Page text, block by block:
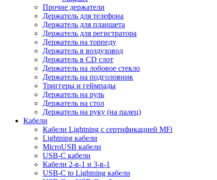
Прочие держатели
Держатель для телефона
Держатель для планшета
Держатель для регистратора
Держатель на торпеду
Держатель в воздуховод
Держатель в CD слот
Держатель на лобовое стекло
Держатель на подголовник
Триггеры и геймпады
Держатель на руль
Держатель на стол
Держатель на руку (на палец)
Кабели
Кабели Lightning с сертификацией MFi
Lightning кабели
MicroUSB кабели
USB-C кабели
Кабели 2-в-1 и 3-в-1
USB-C to Lightning кабели